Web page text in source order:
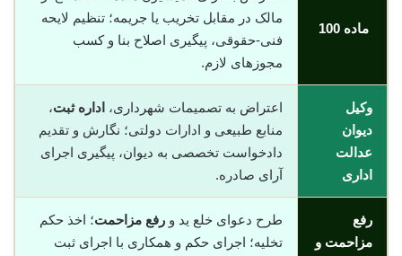
ماده 100
مالک در مقابل تخریب یا جریمه؛ تنظیم لایحه
فنی-حقوقی، پیگیری اصلاح بنا و کسب
مجوزهای لازم.
وکیل
دیوان
عدالت
اداری
اعتراض به تصمیمات شهرداری، اداره ثبت،
منابع طبیعی و ادارات دولتی؛ نگارش و تقدیم
دادخواست تخصصی به دیوان، پیگیری اجرای
آرای صادره.
رفع
مزاحمت و
طرح دعوای خلع ید و رفع مزاحمت؛ اخذ حکم
تخلیه؛ اجرای حکم و همکاری با اجرای ثبت